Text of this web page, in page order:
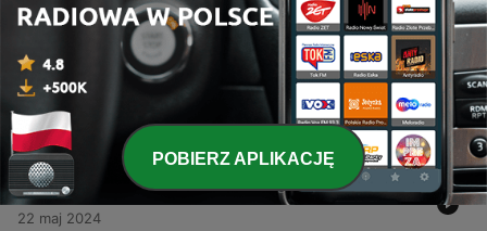
29 maj 2024
87 087-Tag07/90:Lerne erstmal das Fallen
26 maj 2024
86 - 086-04/90:Heute war 🤩
23 maj 2024
85 - 085 03/90-Immernoch Schrott 🤷‍♂️
22 maj 2024
POBIERZ APLIKACJĘ